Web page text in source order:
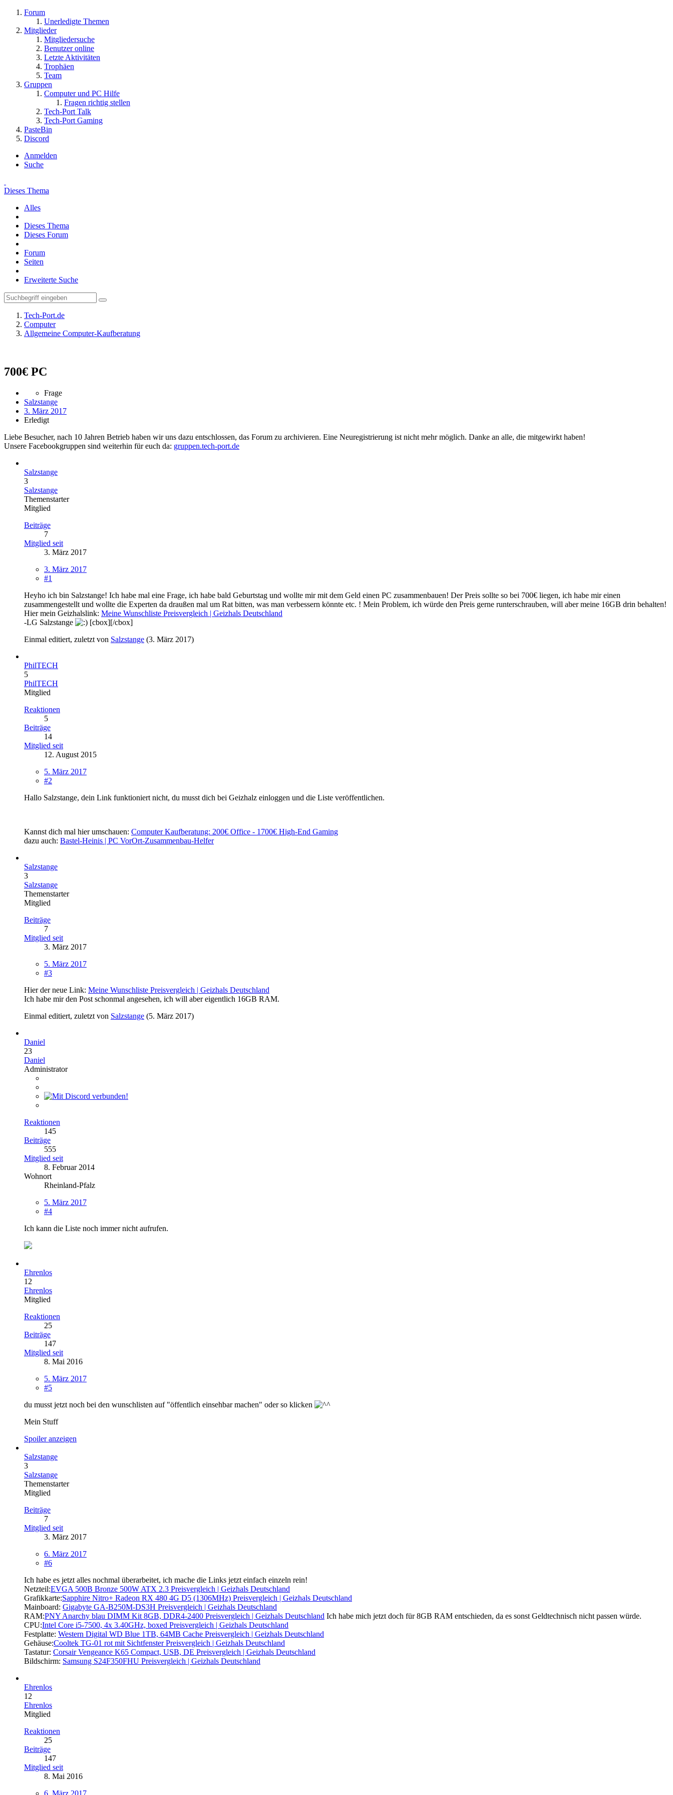
Forum
Unerledigte Themen
Mitglieder
Mitgliedersuche
Benutzer online
Letzte Aktivitäten
Trophäen
Team
Gruppen
Computer und PC Hilfe
Fragen richtig stellen
Tech-Port Talk
Tech-Port Gaming
PasteBin
Discord
Anmelden
Suche
Dieses Thema
Alles
Dieses Thema
Dieses Forum
Forum
Seiten
Erweiterte Suche
Tech-Port.de
Computer
Allgemeine Computer-Kaufberatung
700€ PC
Frage
Salzstange
3. März 2017
Erledigt
Liebe Besucher, nach 10 Jahren Betrieb haben wir uns dazu entschlossen, das Forum zu archivieren. Eine Neuregistrierung ist nicht mehr möglich. Danke an alle, die mitgewirkt haben!
Unsere Facebookgruppen sind weiterhin für euch da: gruppen.tech-port.de
Salzstange
3
Salzstange
Themenstarter
Mitglied
Beiträge
7
Mitglied seit
3. März 2017
3. März 2017
#1
Heyho ich bin Salzstange! Ich habe mal eine Frage, ich habe bald Geburtstag und wollte mir mit dem Geld einen PC zusammenbauen! Der Preis sollte so bei 700€ liegen, ich habe mir einen
zusammengestellt und wollte die Experten da draußen mal um Rat bitten, was man verbessern könnte etc. ! Mein Problem, ich würde den Preis gerne runterschrauben, will aber meine 16GB drin behalten!
Hier mein Geizhalslink: Meine Wunschliste Preisvergleich | Geizhals Deutschland
-LG Salzstange
[cbox][/cbox]
Einmal editiert, zuletzt von Salzstange (3. März 2017)
PhilTECH
5
PhilTECH
Mitglied
Reaktionen
5
Beiträge
14
Mitglied seit
12. August 2015
5. März 2017
#2
Hallo Salzstange, dein Link funktioniert nicht, du musst dich bei Geizhalz einloggen und die Liste veröffentlichen.
Kannst dich mal hier umschauen: Computer Kaufberatung: 200€ Office - 1700€ High-End Gaming
dazu auch: Bastel-Heinis | PC VorOrt-Zusammenbau-Helfer
Salzstange
3
Salzstange
Themenstarter
Mitglied
Beiträge
7
Mitglied seit
3. März 2017
5. März 2017
#3
Hier der neue Link: Meine Wunschliste Preisvergleich | Geizhals Deutschland
Ich habe mir den Post schonmal angesehen, ich will aber eigentlich 16GB RAM.
Einmal editiert, zuletzt von Salzstange (5. März 2017)
Daniel
23
Daniel
Administrator
Reaktionen
145
Beiträge
555
Mitglied seit
8. Februar 2014
Wohnort
Rheinland-Pfalz
5. März 2017
#4
Ich kann die Liste noch immer nicht aufrufen.
Ehrenlos
12
Ehrenlos
Mitglied
Reaktionen
25
Beiträge
147
Mitglied seit
8. Mai 2016
5. März 2017
#5
du musst jetzt noch bei den wunschlisten auf "öffentlich einsehbar machen" oder so klicken
Mein Stuff
Spoiler anzeigen
Salzstange
3
Salzstange
Themenstarter
Mitglied
Beiträge
7
Mitglied seit
3. März 2017
6. März 2017
#6
Ich habe es jetzt alles nochmal überarbeitet, ich mache die Links jetzt einfach einzeln rein!
Netzteil:EVGA 500B Bronze 500W ATX 2.3 Preisvergleich | Geizhals Deutschland
Grafikkarte:Sapphire Nitro+ Radeon RX 480 4G D5 (1306MHz) Preisvergleich | Geizhals Deutschland
Mainboard: Gigabyte GA-B250M-DS3H Preisvergleich | Geizhals Deutschland
RAM:PNY Anarchy blau DIMM Kit 8GB, DDR4-2400 Preisvergleich | Geizhals Deutschland Ich habe mich jetzt doch für 8GB RAM entschieden, da es sonst Geldtechnisch nicht passen würde.
CPU:Intel Core i5-7500, 4x 3.40GHz, boxed Preisvergleich | Geizhals Deutschland
Festplatte: Western Digital WD Blue 1TB, 64MB Cache Preisvergleich | Geizhals Deutschland
Gehäuse:Cooltek TG-01 rot mit Sichtfenster Preisvergleich | Geizhals Deutschland
Tastatur: Corsair Vengeance K65 Compact, USB, DE Preisvergleich | Geizhals Deutschland
Bildschirm: Samsung S24F350FHU Preisvergleich | Geizhals Deutschland
Ehrenlos
12
Ehrenlos
Mitglied
Reaktionen
25
Beiträge
147
Mitglied seit
8. Mai 2016
6. März 2017